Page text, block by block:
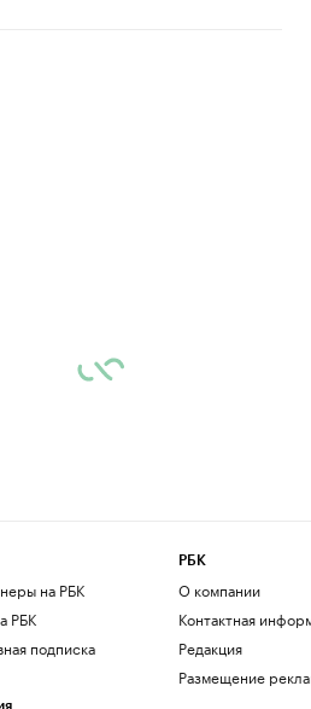
на РБК
РБК
подписка
РБК
О компании
Контактная
Редакция
Размещение